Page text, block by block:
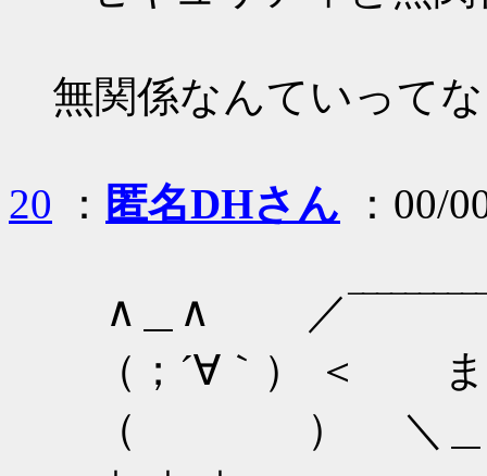
無関係なんていって
20 ： 匿名DHさん ：00/
∧＿∧ ／
（；´∀｀） ＜ ま
（ ） ＼＿＿＿